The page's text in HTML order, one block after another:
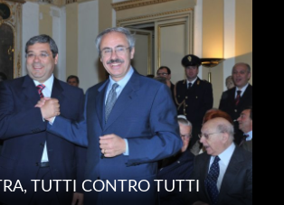
TUTTI CONTRO TUTTI